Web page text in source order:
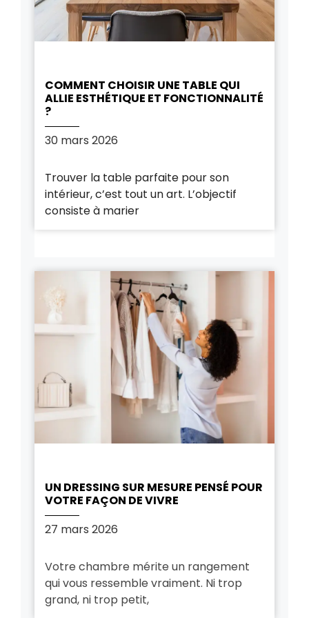
COMMENT CHOISIR UNE TABLE QUI
ALLIE ESTHÉTIQUE ET FONCTIONNALITÉ
?
30 mars 2026
Trouver la table parfaite pour son
intérieur, c’est tout un art. L’objectif
consiste à marier
UN DRESSING SUR MESURE PENSÉ POUR
VOTRE FAÇON DE VIVRE
27 mars 2026
Votre chambre mérite un rangement
qui vous ressemble vraiment. Ni trop
grand, ni trop petit,